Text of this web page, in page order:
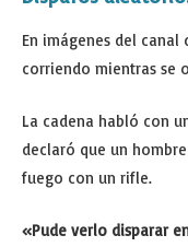
En imágenes del canal
corriendo mientras se
La cadena habló con
declaró que un
fuego con un rifle.
«Pude verlo disparar